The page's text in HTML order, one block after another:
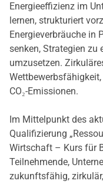
Energieeffizienz im
lernen, strukturiert
Energieverbräuche in
senken, Strategien
umzusetzen.
CO₂-Emissionen.
Im Mittelpunkt des
Qualifizierung
Wirtschaft – Kurs für
Teilnehmende,
zukunftsfähig,